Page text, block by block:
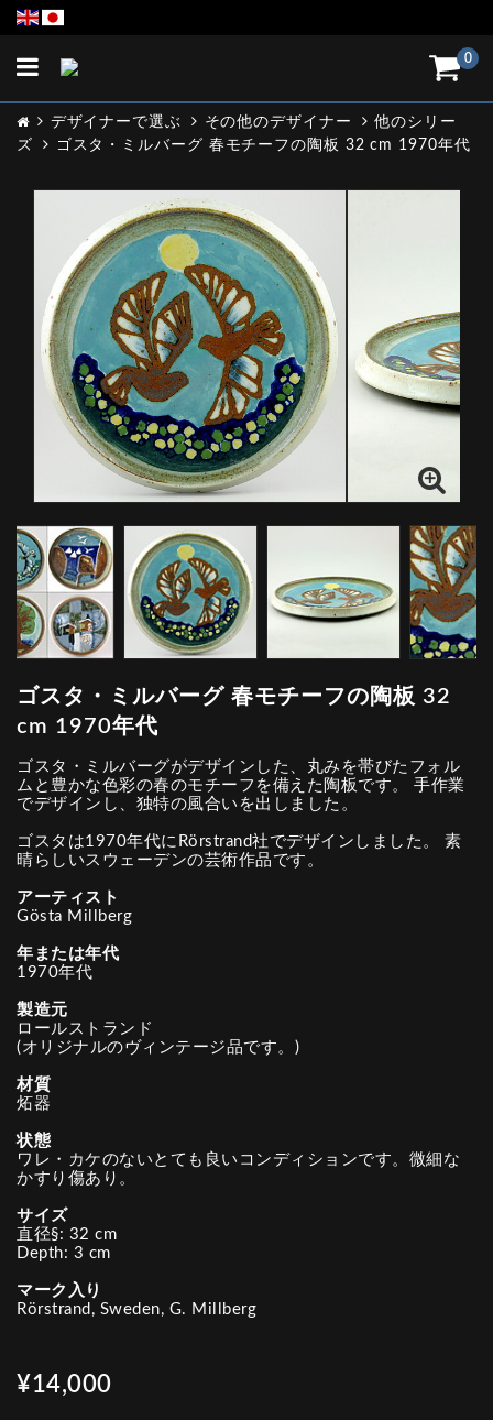
0
Toggle
デザイナーで選ぶ その他のデザイナー
他のシリー
ズ
ゴスタ・ミルバーグ 春モチーフの陶板 32 cm 1970年代
ゴスタ・ミルバーグ 春モチーフの陶板 32
cm 1970年代
ゴスタ・ミルバーグがデザインした、丸みを帯びたフォル
ムと豊かな色彩の春のモチーフを備えた陶板です。 手作業
でデザインし、独特の風合いを出しました。
ゴスタは1970年代にRörstrand社でデザインしました。 素
晴らしいスウェーデンの芸術作品です。
アーティスト
Gösta Millberg
年または年代
1970年代
製造元
ロールストランド
(オリジナルのヴィンテージ品です。)
材質
炻器
状態
ワレ・カケのないとても良いコンディションです。微細な
かすり傷あり。
サイズ
直径§: 32 cm
Depth: 3 cm
マーク入り
Rörstrand, Sweden, G. Millberg
¥14,000